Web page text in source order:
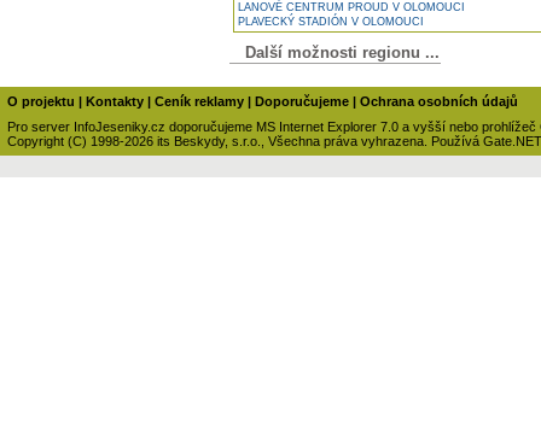
LANOVÉ CENTRUM PROUD V OLOMOUCI
PLAVECKÝ STADIÓN V OLOMOUCI
Další možnosti regionu ...
O projektu | Kontakty | Ceník reklamy | Doporučujeme | Ochrana osobních údajů
Pro server InfoJeseniky.cz doporučujeme MS Internet Explorer 7.0 a vyšší nebo prohlížeč
Copyright (C) 1998-2026 its Beskydy, s.r.o., Všechna práva vyhrazena. Používá